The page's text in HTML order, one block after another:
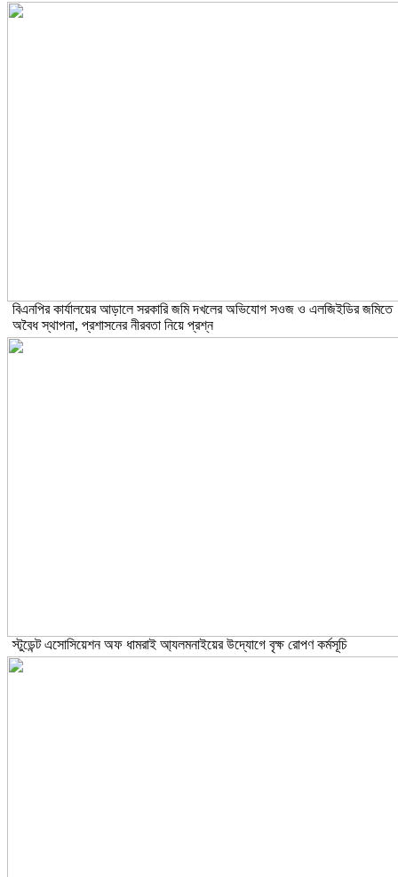
বিএনপির কার্যালয়ের আড়ালে সরকারি জমি দখলের অভিযোগ সওজ ও এলজিইডির জমিতে
অবৈধ স্থাপনা, প্রশাসনের নীরবতা নিয়ে প্রশ্ন
স্টুডেন্ট এসোসিয়েশন অফ ধামরাই আ্যলমনাইয়ের উদ্যোগে বৃক্ষ রোপণ কর্মসূচি